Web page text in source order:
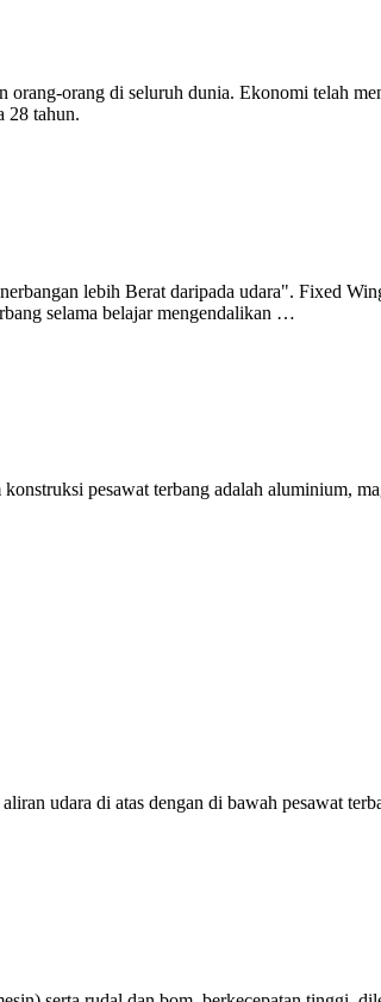
orang di seluruh dunia. Ekonomi telah
28 tahun.
lebih Berat daripada udara". Fixed
selama belajar mengendalikan …
pesawat terbang adalah aluminium,
udara di atas dengan di bawah pesawat